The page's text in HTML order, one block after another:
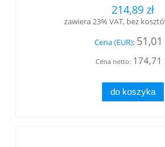
214,89 zł
zawiera 23% VAT, bez
Cena (EUR):
Cena netto: 174,71
do koszyka